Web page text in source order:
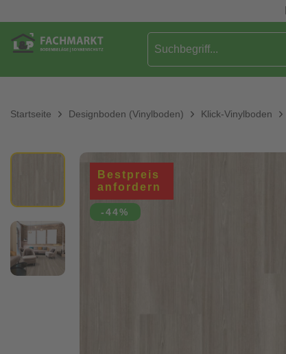
Startseite Designboden (Vinylboden) Klick-Vinylboden
Bestpreis
anfordern
-44%